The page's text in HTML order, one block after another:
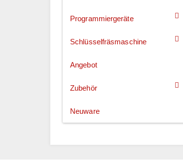
Programmiergeräte
Schlüsselfräsmaschine
Angebot
Zubehör
Neuware